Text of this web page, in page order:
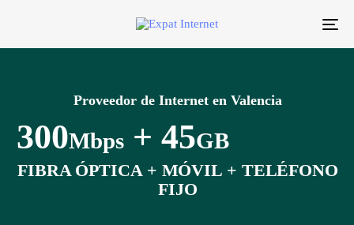
Proveedor de Internet en Valencia
300Mbps + 45GB
FIBRA ÓPTICA + MÓVIL + TELÉFONO
FIJO